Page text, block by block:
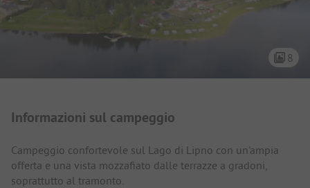
8
Informazioni sul campeggio
Campeggio confortevole sul Lago di Lipno con un'ampia
offerta e una vista mozzafiato dalle terrazze a gradoni,
soprattutto al tramonto.